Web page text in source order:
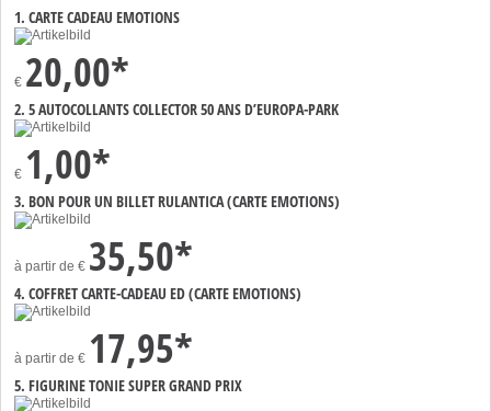
1. CARTE CADEAU EMOTIONS
€ 20,00*
2. 5 AUTOCOLLANTS COLLECTOR 50 ANS D’EUROPA-PARK
€ 1,00*
3. BON POUR UN BILLET RULANTICA (CARTE EMOTIONS)
à partir de € 35,50*
4. COFFRET CARTE-CADEAU ED (CARTE EMOTIONS)
à partir de € 17,95*
5. FIGURINE TONIE SUPER GRAND PRIX